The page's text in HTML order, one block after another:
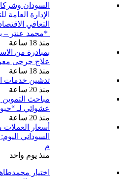
السودان
الإدارة
التعافي
*محمد عنتر –
منذ 18 ساعة
بمبادرة من
علاج جرحى
منذ 18 ساعة
تدشين خدمات
منذ 20 ساعة
مباحث
عشوائي لـ
منذ 20 ساعة
أسعار العملات
م
منذ يوم واحد
اختيار